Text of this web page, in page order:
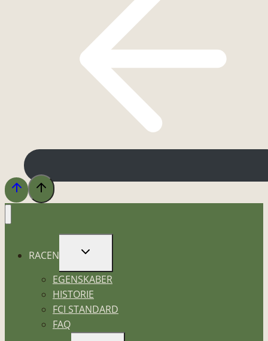
RACEN
SKIFT
EGENSKABER
HISTORIE
FCI STANDARD
FAQ